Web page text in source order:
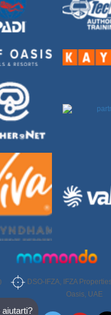
DSO-IFZA, IFZA
Oasis, UAE